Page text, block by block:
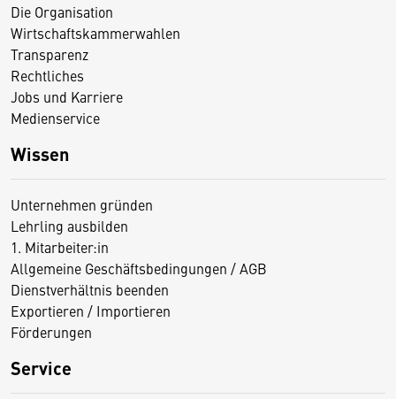
Die Organisation
Wirtschaftskammerwahlen
Transparenz
Rechtliches
Jobs und Karriere
Medienservice
Wissen
Unternehmen gründen
Lehrling ausbilden
1. Mitarbeiter:in
Allgemeine Geschäftsbedingungen / AGB
Dienstverhältnis beenden
Exportieren / Importieren
Förderungen
Service